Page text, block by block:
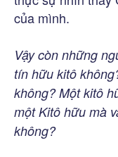
của mình.
Vậy còn những
tín hữu kitô
không? Một kitô
một Kitô hữu mà
không?